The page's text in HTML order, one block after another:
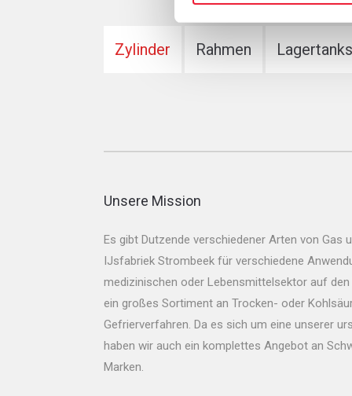
Zylinder Rahmen Lagertanks
Unsere Mission
Es gibt Dutzende verschiedener Arten von Gas
IJsfabriek Strombeek für verschiedene
medizinischen oder Lebensmittelsektor auf den
ein großes Sortiment an Trocken- oder
Gefrierverfahren. Da es sich um eine unserer
haben wir auch ein komplettes Angebot an
Marken.